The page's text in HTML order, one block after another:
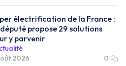
électrification de la France :
propose 29 solutions
y parvenir
2026
0